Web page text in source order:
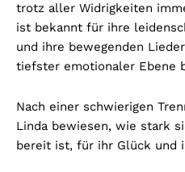
trotz aller Widrigkeiten
ist bekannt für ihre
und ihre bewegenden
tiefster emotionaler Ebene
Nach einer schwierigen
Linda bewiesen, wie stark
bereit ist, für ihr Glück und